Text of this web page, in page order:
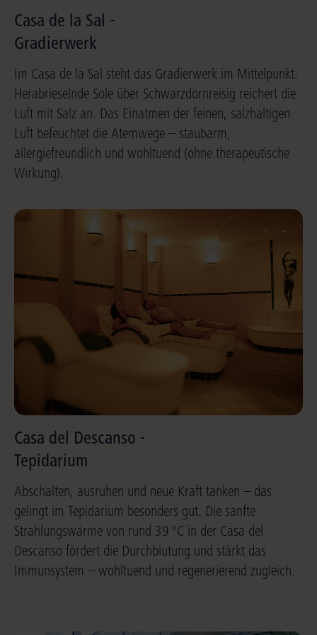
Casa de la Sal -
Gradierwerk
Im Casa de la Sal steht das Gradierwerk im Mittelpunkt:
Herabrieselnde Sole über Schwarzdornreisig reichert die
Luft mit Salz an. Das Einatmen der feinen, salzhaltigen
Luft befeuchtet die Atemwege – staubarm,
allergiefreundlich und wohltuend (ohne therapeutische
Wirkung).
Casa del Descanso -
Tepidarium
Abschalten, ausruhen und neue Kraft tanken – das
gelingt im Tepidarium besonders gut. Die sanfte
Strahlungswärme von rund 39 °C in der Casa del
Descanso fördert die Durchblutung und stärkt das
Immunsystem – wohltuend und regenerierend zugleich.